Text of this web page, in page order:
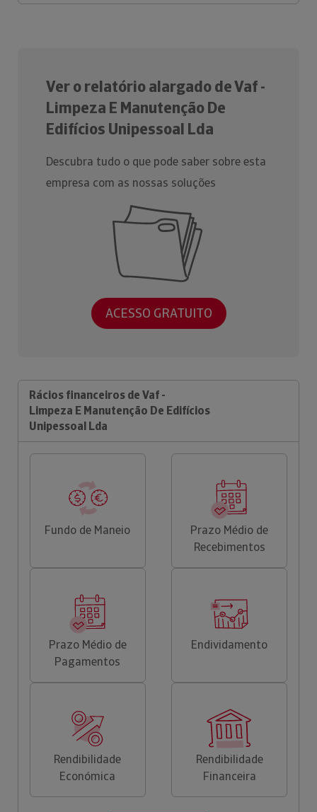
Ver o relatório alargado de Vaf -
Limpeza E Manutenção De
Edifícios Unipessoal Lda
Descubra tudo o que pode saber sobre esta
empresa com as nossas soluções
ACESSO GRATUITO
Rácios financeiros de Vaf -
Limpeza E Manutenção De Edifícios
Unipessoal Lda
Fundo de Maneio
Prazo Médio de
Recebimentos
Prazo Médio de
Pagamentos
Endividamento
Rendibilidade
Económica
Rendibilidade
Financeira